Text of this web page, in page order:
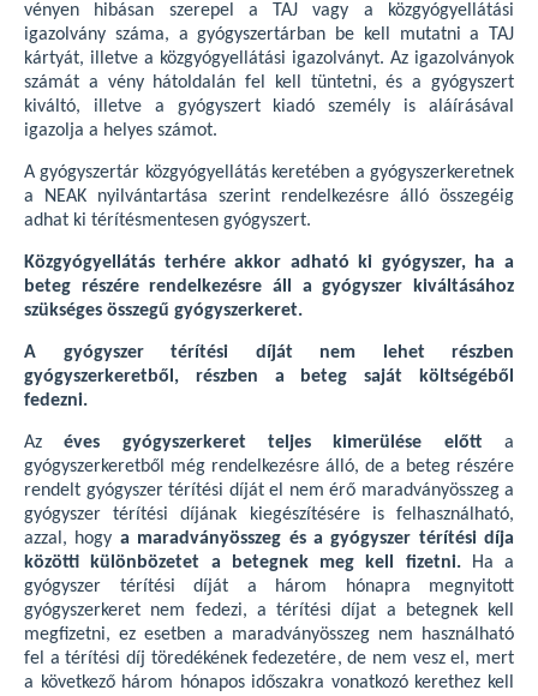
vényen hibásan szerepel a TAJ vagy a közgyógyellátási
igazolvány száma, a gyógyszertárban be kell mutatni a TAJ
kártyát, illetve a közgyógyellátási igazolványt. Az igazolványok
számát a vény hátoldalán fel kell tüntetni, és a gyógyszert
kiváltó, illetve a gyógyszert kiadó személy is aláírásával
igazolja a helyes számot.
A gyógyszertár közgyógyellátás keretében a gyógyszerkeretnek
a NEAK nyilvántartása szerint rendelkezésre álló összegéig
adhat ki térítésmentesen gyógyszert.
Közgyógyellátás terhére akkor adható ki gyógyszer, ha a
beteg részére rendelkezésre áll a gyógyszer kiváltásához
szükséges összegű gyógyszerkeret.
A gyógyszer térítési díját nem lehet részben
gyógyszerkeretből, részben a beteg saját költségéből
fedezni.
Azéves gyógyszerkeret teljes kimerülése előtt a
gyógyszerkeretből még rendelkezésre álló, de a beteg részére
rendelt gyógyszer térítési díját el nem érő maradványösszeg a
gyógyszer térítési díjának kiegészítésére is felhasználható,
azzal, hogy a maradványösszeg és a gyógyszer térítési díja
közötti különbözetet a betegnek meg kell fizetni.Ha a
gyógyszer térítési díját a három hónapra megnyitott
gyógyszerkeret nem fedezi, a térítési díjat a betegnek kell
megfizetni, ez esetben a maradványösszeg nem használható
fel a térítési díj töredékének fedezetére, de nem vesz el, mert
a következő három hónapos időszakra vonatkozó kerethez kell